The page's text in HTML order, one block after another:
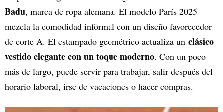
Badu, marca de ropa alemana. El modelo París 2025
mezcla la comodidad informal con un diseño favorecedor
de corte A. El estampado geométrico actualiza un clásico
vestido elegante con un toque moderno. Con un poco
más de largo, puede servir para trabajar, salir después del
horario laboral, irse de vacaciones o hacer compras.